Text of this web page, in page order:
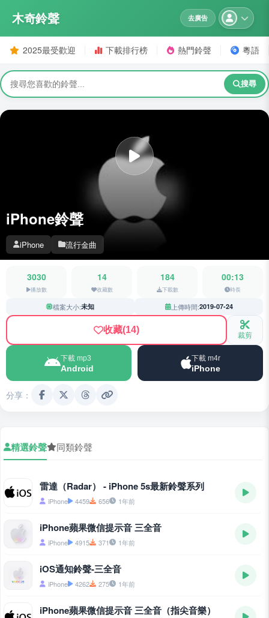
木奇鈴聲 去廣告
2025最受歡迎 下載排行榜 熱門鈴聲 粵語
搜尋
iPhone鈴聲
iPhone 流行金曲
3030
播放數
14
收藏數
184
下載數
00:13
時長
檔案大小:未知 上傳時間:2019-07-24
收藏(14) 裁剪
下載 mp3
Android
下載 m4r
iPhone
分享：
精選鈴聲 同類鈴聲
雷達（Radar） - iPhone 5s最新鈴聲系列
iPhone 4459 656 1年前
iPhone蘋果微信提示音 三全音
iPhone 4915 371 1年前
iOS通知鈴聲-三全音
iPhone 4262 275 1年前
iPhone蘋果微信提示音 三全音（指尖音樂）